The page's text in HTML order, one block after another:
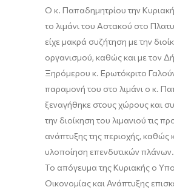
Ο κ. Παπαδημητρίου την
το λιμάνι του Αστακού στο
είχε μακρά συζήτηση με την
οργανισμού, καθώς και με τον
Ξηρόμερου κ. Ερωτόκριτο
παραμονή του στο λιμάνι ο κ.
ξεναγήθηκε στους χώρους και
την διοίκηση του λιμανιού τις
ανάπτυξης της περιοχής, καθώς
υλοποίηση επενδυτικών πλάνων.
Το απόγευμα της Κυριακής ο
Οικονομίας και Ανάπτυξης